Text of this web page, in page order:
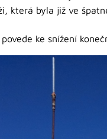
která byla již ve
ke snížení